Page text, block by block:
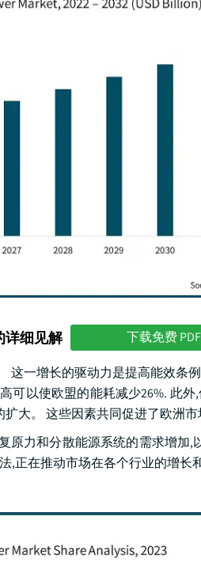
详细见解 下载免费 PDF
这一增长的驱动力是提高能效条
可以使欧盟的能耗减少26%. 此
大。 这些因素共同促进了欧洲市
力和分散能源系统的需求增加,
正在推动市场在各个行业的增长和